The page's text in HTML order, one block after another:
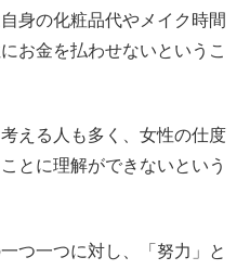
身の化粧品代やメイク時間
お金を払わせないというこ
える人も多く、女性の仕度
とに理解ができないという
つ一つに対し、「努力」と